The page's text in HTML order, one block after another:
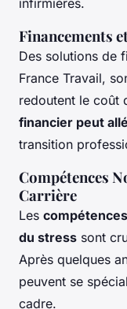
Financements
Des solutions de
France Travail,
redoutent le coût
financier peut
transition
Compétences
Carrière
Les
du stress sont
Après quelques
peuvent se
cadre.